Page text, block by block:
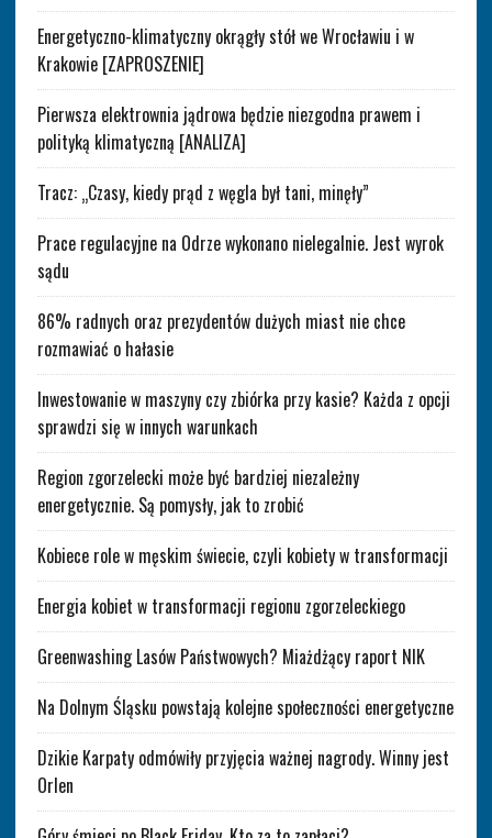
Energetyczno-klimatyczny okrągły stół we Wrocławiu i w
Krakowie [ZAPROSZENIE]
Pierwsza elektrownia jądrowa będzie niezgodna prawem i
polityką klimatyczną [ANALIZA]
Tracz: „Czasy, kiedy prąd z węgla był tani, minęły”
Prace regulacyjne na Odrze wykonano nielegalnie. Jest wyrok
sądu
86% radnych oraz prezydentów dużych miast nie chce
rozmawiać o hałasie
Inwestowanie w maszyny czy zbiórka przy kasie? Każda z opcji
sprawdzi się w innych warunkach
Region zgorzelecki może być bardziej niezależny
energetycznie. Są pomysły, jak to zrobić
Kobiece role w męskim świecie, czyli kobiety w transformacji
Energia kobiet w transformacji regionu zgorzeleckiego
Greenwashing Lasów Państwowych? Miażdżący raport NIK
Na Dolnym Śląsku powstają kolejne społeczności energetyczne
Dzikie Karpaty odmówiły przyjęcia ważnej nagrody. Winny jest
Orlen